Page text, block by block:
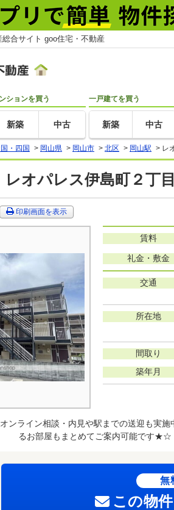
合サイト goo住宅・不動産
ションを買う
新築 中古
一戸建てを買う
新築 中古
・四国 > 岡山県 > 岡山市 > 北区 > 岡山駅 > レ
レオパレス伊島町２丁
印刷画面を表示
賃料
礼金・敷金
交通
所在地
間取り
築年月
オンライン相談・内見や駅までの送迎も実
るお部屋もまとめてご案内可能です★☆
無
この物